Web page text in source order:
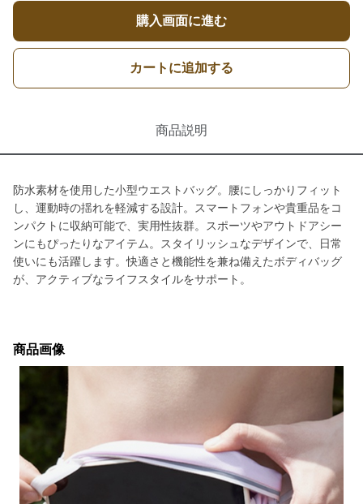
購入画面に進む
カートに追加する
商品説明
防水素材を使用した小型ウエストバッグ。腰にしっかりフィット
し、運動時の揺れを軽減する設計。スマートフォンや貴重品をコ
ンパクトに収納可能で、実用性抜群。スポーツやアウトドアシー
ンにもぴったりなアイテム。スタイリッシュなデザインで、日常
使いにも活躍します。快適さと機能性を兼ね備えたボディバッグ
が、アクティブなライフスタイルをサポート。
商品画像